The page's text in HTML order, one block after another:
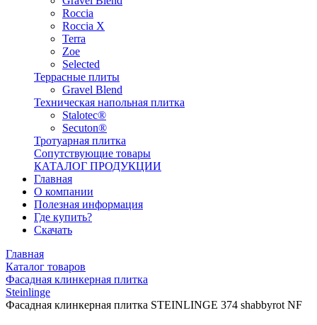
Roccia
Roccia X
Terra
Zoe
Selected
Террасные плиты
Gravel Blend
Техническая напольная плитка
Stalotec®
Secuton®
Тротуарная плитка
Сопутствующие товары
КАТАЛОГ ПРОДУКЦИИ
Главная
О компании
Полезная информация
Где купить?
Скачать
Главная
Каталог товаров
Фасадная клинкерная плитка
Steinlinge
Фасадная клинкерная плитка STEINLINGE 374 shabbyrot NF